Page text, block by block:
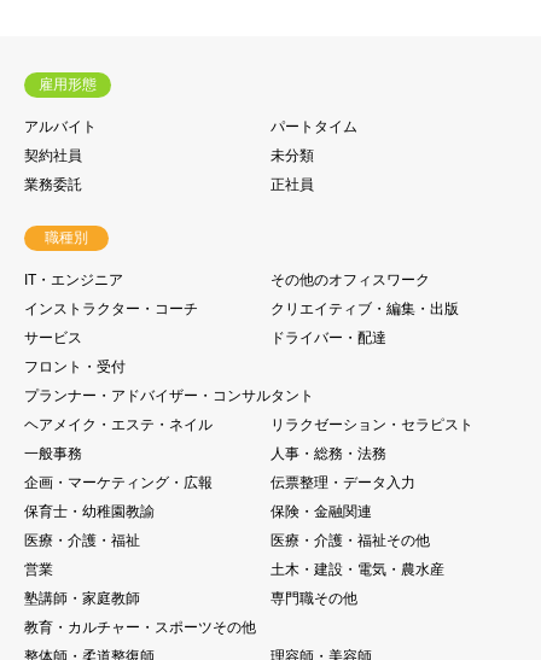
雇用形態
アルバイト
パートタイム
契約社員
未分類
業務委託
正社員
職種別
IT・エンジニア
その他のオフィスワーク
インストラクター・コーチ
クリエイティブ・編集・出版
サービス
ドライバー・配達
フロント・受付
プランナー・アドバイザー・コンサルタント
ヘアメイク・エステ・ネイル
リラクゼーション・セラピスト
一般事務
人事・総務・法務
企画・マーケティング・広報
伝票整理・データ入力
保育士・幼稚園教諭
保険・金融関連
医療・介護・福祉
医療・介護・福祉その他
営業
土木・建設・電気・農水産
塾講師・家庭教師
専門職その他
教育・カルチャー・スポーツその他
整体師・柔道整復師
理容師・美容師